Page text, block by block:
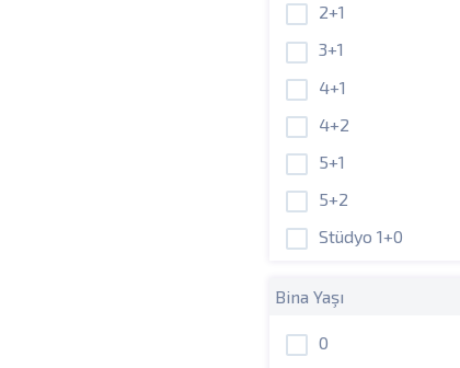
2+1
3+1
4+1
4+2
5+1
5+2
Stüdyo 1+0
Bina Yaşı
0